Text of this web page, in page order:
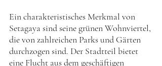
Ein charakteristisches Merkmal von
Setagaya sind seine grünen Wohnviertel,
die von zahlreichen Parks und Gärten
durchzogen sind. Der Stadtteil bietet
eine Flucht aus dem geschäftigen